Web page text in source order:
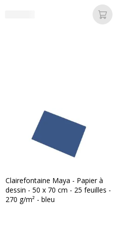
au panier
Clairefontaine Maya - Papier à
dessin - 50 x 70 cm - 25 feuilles -
270 g/m² - bleu